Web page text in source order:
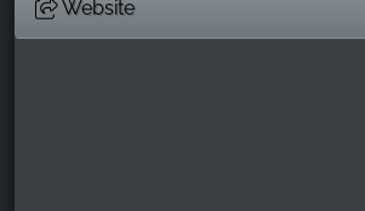
Website